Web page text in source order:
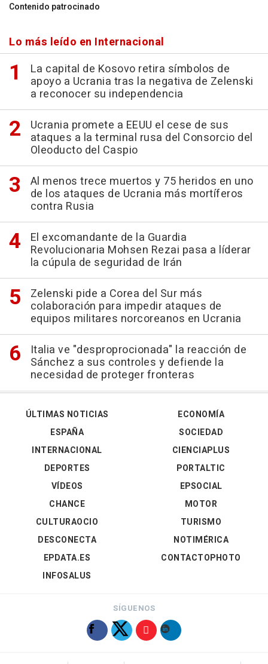
Contenido patrocinado
Lo más leído en Internacional
La capital de Kosovo retira símbolos de
apoyo a Ucrania tras la negativa de Zelenski
a reconocer su independencia
Ucrania promete a EEUU el cese de sus
ataques a la terminal rusa del Consorcio del
Oleoducto del Caspio
Al menos trece muertos y 75 heridos en uno
de los ataques de Ucrania más mortíferos
contra Rusia
El excomandante de la Guardia
Revolucionaria Mohsen Rezai pasa a líderar
la cúpula de seguridad de Irán
Zelenski pide a Corea del Sur más
colaboración para impedir ataques de
equipos militares norcoreanos en Ucrania
Italia ve "desproprocionada" la reacción de
Sánchez a sus controles y defiende la
necesidad de proteger fronteras
ÚLTIMAS NOTICIAS
ESPAÑA
INTERNACIONAL
DEPORTES
VÍDEOS
ECONOMÍA
SOCIEDAD
CIENCIAPLUS
PORTALTIC
EPSOCIAL
CHANCE
CULTURAOCIO
DESCONECTA
EPDATA.ES
INFOSALUS
MOTOR
TURISMO
NOTIMÉRICA
CONTACTOPHOTO
SÍGUENOS